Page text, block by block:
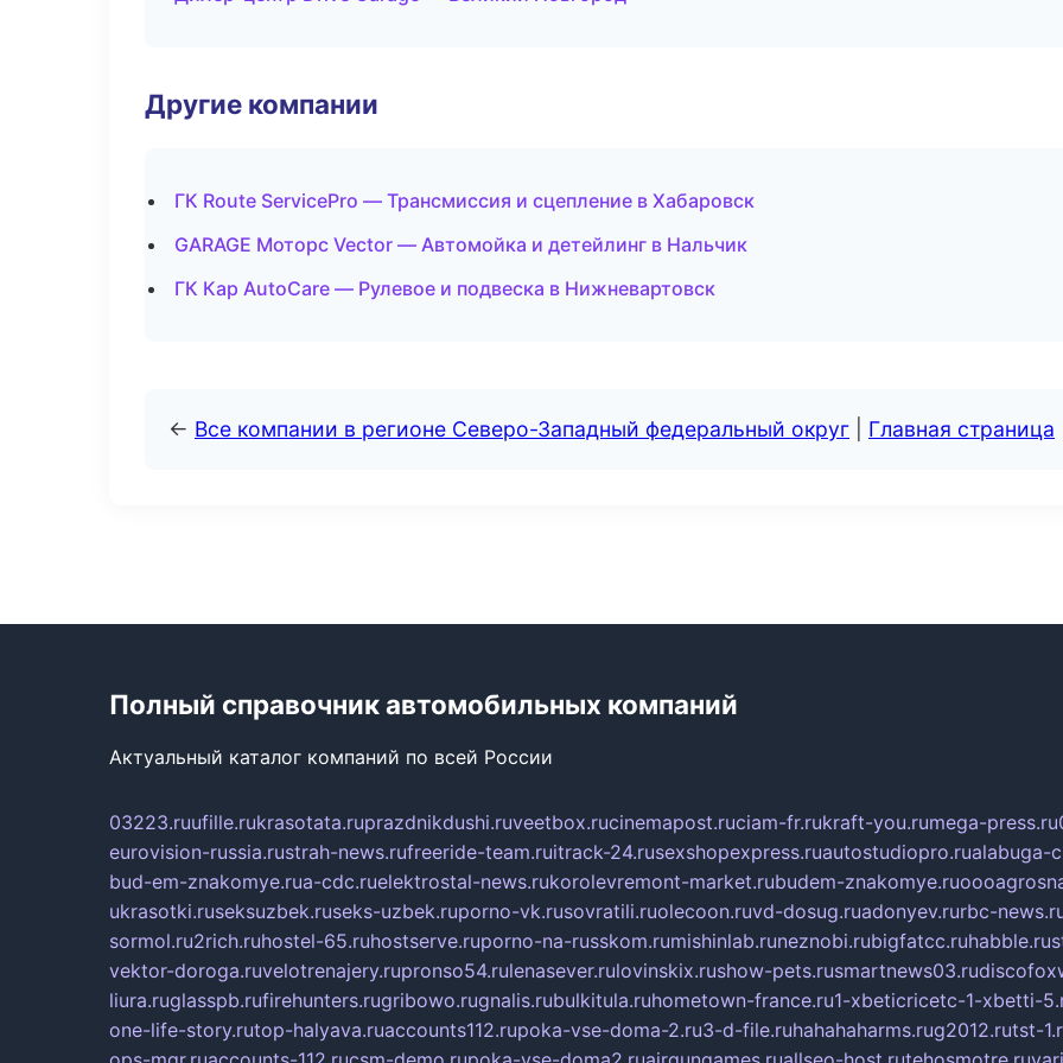
Другие компании
ГК Route ServicePro — Трансмиссия и сцепление в Хабаровск
GARAGE Моторс Vector — Автомойка и детейлинг в Нальчик
ГК Кар AutoCare — Рулевое и подвеска в Нижневартовск
← Все компании в регионе Северо-Западный федеральный округ Главная страница
Полный справочник автомобильных компаний
Актуальный каталог компаний по всей России
03223.ruufille.rukrasotata.ruprazdnikdushi.ruveetbox.rucinemapost.ruciam-fr.rukraft-you.rumega-press.ru
eurovision-russia.rustrah-news.rufreeride-team.ruitrack-24.rusexshopexpress.ruautostudiopro.rualabuga-
bud-em-znakomye.rua-cdc.ruelektrostal-news.rukorolevremont-market.rubudem-znakomye.ru
ukrasotki.ruseksuzbek.ruseks-uzbek.ruporno-vk.rusovratili.ruolecoon.ruvd-dosug.ruadonyev.rurbc-
sormol.ru2rich.ruhostel-65.ruhostserve.ruporno-na-russkom.rumishinlab.runeznobi.rubigfatcc.ruhabble.ru
vektor-doroga.ruvelotrenajery.rupronso54.rulenasever.rulovinskix.rushow-pets.rusmartnews03.ru
liura.ruglasspb.rufirehunters.rugribowo.rugnalis.rubulkitula.ruhometown-france.ru1-xbeticricetc-1-xbetti-
one-life-story.rutop-halyava.ruaccounts112.rupoka-vse-doma-2.ru3-d-file.ruhahahaharms.rug2012.rutst-